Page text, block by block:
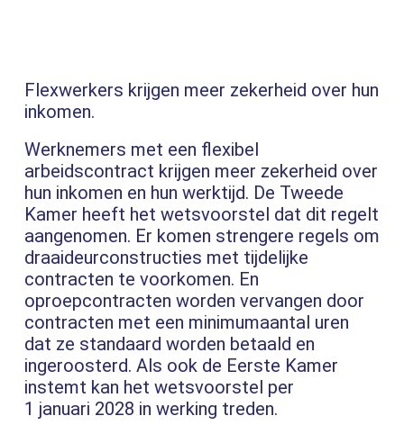
Flexwerkers krijgen meer zekerheid over hun
inkomen.
Werknemers met een flexibel
arbeidscontract krijgen meer zekerheid over
hun inkomen en hun werktijd. De Tweede
Kamer heeft het wetsvoorstel dat dit regelt
aangenomen. Er komen strengere regels om
draaideurconstructies met tijdelijke
contracten te voorkomen. En
oproepcontracten worden vervangen door
contracten met een minimumaantal uren
dat ze standaard worden betaald en
ingeroosterd. Als ook de Eerste Kamer
instemt kan het wetsvoorstel per
1 januari 2028 in werking treden.